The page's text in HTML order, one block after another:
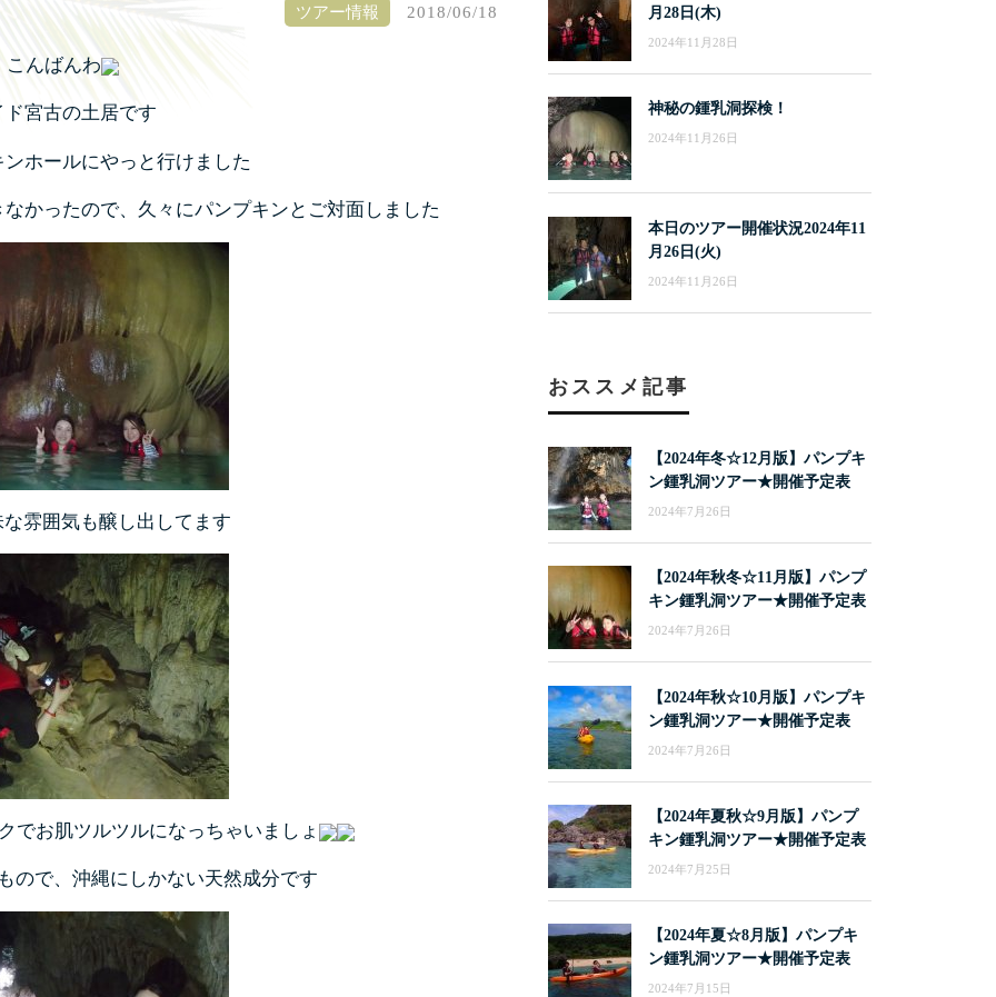
ツアー情報 2018/06/18
こんばんわ
ド宮古の土居です
ホールにやっと行けました
かったので、 久々にパンプキンとご対面しました
雰囲気も醸し出してます
でお肌ツルツルになっちゃいましょ
ので、沖縄にしかない天然成分です
月28日(木)
2024年11月28日
神秘の鍾乳洞探検！
2024年11月26日
本日のツアー開催状況2024年11
月26日(火)
2024年11月26日
おススメ記事
【2024年冬☆12月版】パンプキ
ン鍾乳洞ツアー★開催予定表
2024年7月26日
【2024年秋冬☆11月版】パンプ
キン鍾乳洞ツアー★開催予定表
2024年7月26日
【2024年秋☆10月版】パンプキ
ン鍾乳洞ツアー★開催予定表
2024年7月26日
【2024年夏秋☆9月版】パンプ
キン鍾乳洞ツアー★開催予定表
2024年7月25日
【2024年夏☆8月版】パンプキ
ン鍾乳洞ツアー★開催予定表
2024年7月15日